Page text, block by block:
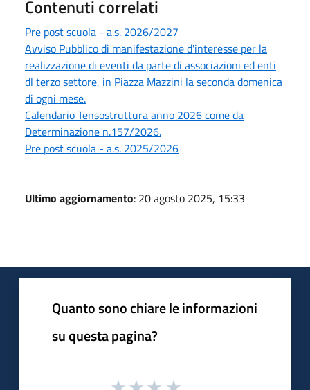
Contenuti correlati
Pre post scuola - a.s. 2026/2027
Avviso Pubblico di manifestazione d'interesse per la
realizzazione di eventi da parte di associazioni ed enti
dl terzo settore, in Piazza Mazzini la seconda domenica
di ogni mese.
Calendario Tensostruttura anno 2026 come da
Determinazione n.157/2026.
Pre post scuola - a.s. 2025/2026
Ultimo aggiornamento: 20 agosto 2025, 15:33
Quanto sono chiare le informazioni
su questa pagina?